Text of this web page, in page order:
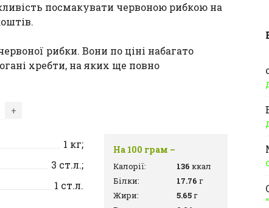
посмакувати червоною рибкою на
рибки. Вони по ціні набагато
хребти, на яких ще повно
+
1 кг;
3 ст.л.;
1 ст.л.
На 100 грам –
Калорії: 136 ккал
Білки:
17.76 г
Жири:
5.65г